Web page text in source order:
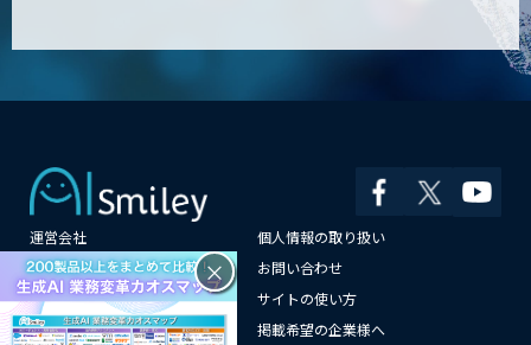
運営会社
個人情報の取り扱い
よくある質問
お問い合わせ
メールマガジン登録
サイトの使い方
情報提供はこちらから
掲載希望の企業様へ
×